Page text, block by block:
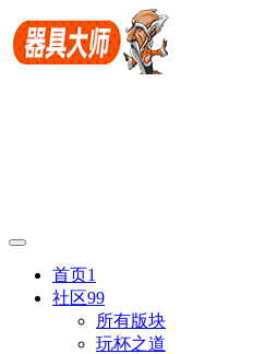
首页1
社区99
所有版块
玩杯之道